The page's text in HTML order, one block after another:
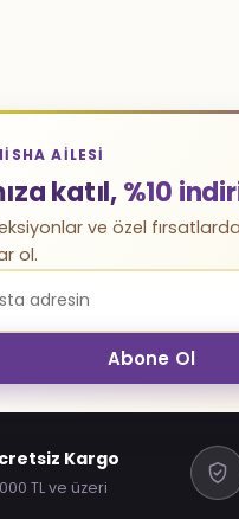
AILESI
katıl,%10
ve özel
ol.
Abone Ol
Kargo
TL ve üzeri